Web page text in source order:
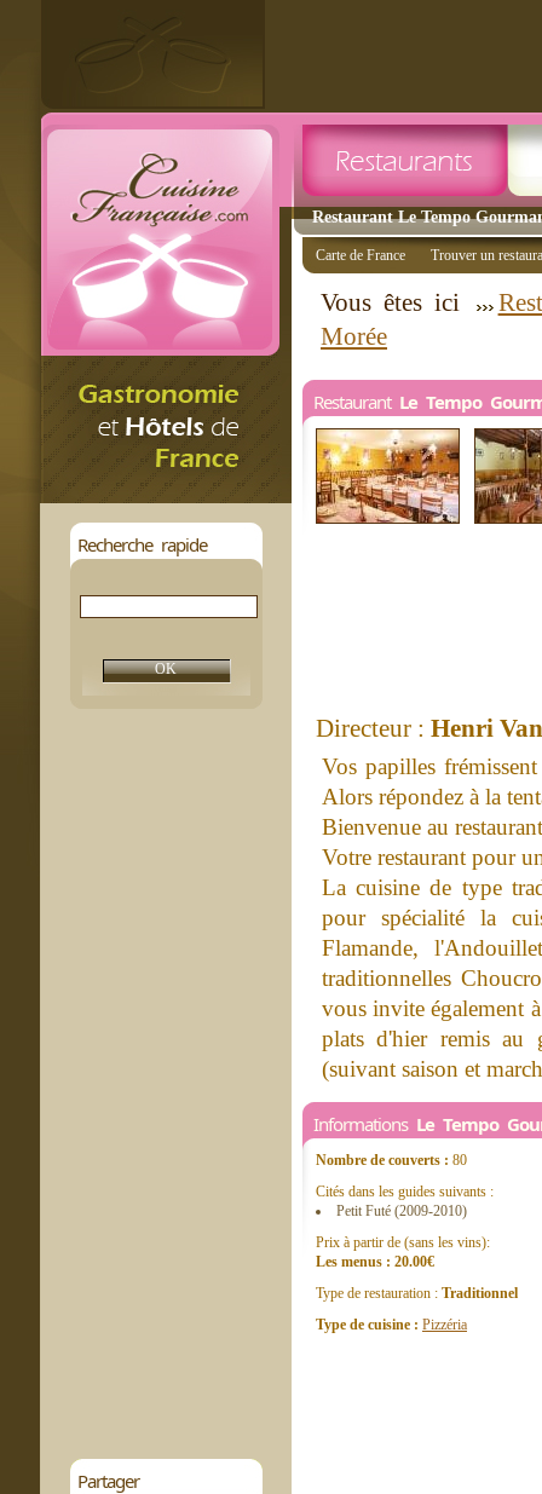
Restaurant Le Tempo
Recherche rapide
Partager
Carte de France Trouver un
Vous êtes ici
Morée
Restaurant Le Tempo
Directeur : Henri
Vos papilles
Alors répondez à la
Bienvenue au
Votre restaurant pour
La cuisine de type
pour spécialité la
Flamande,
traditionnelles
vous invite également
plats d'hier remis
(suivant saison et
Informations Le Tempo
Nombre de couverts : 80
Cités dans les guides suivants :
Petit Futé (2009-2010)
Prix à partir de (sans les vins):
Les menus : 20.00€
Type de restauration : Traditionnel
Type de cuisine : Pizzéria